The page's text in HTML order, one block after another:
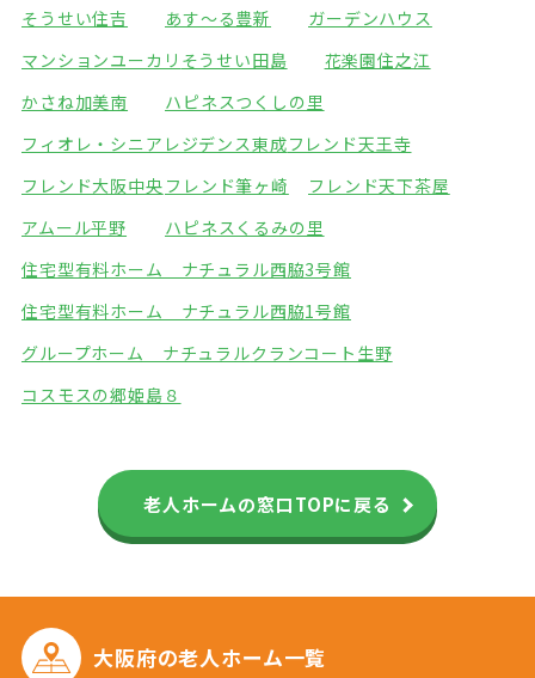
そうせい住吉
あす～る豊新
ガーデンハウス
マンションユーカリ そうせい田島
花楽園住之江
かさね加美南
ハピネスつくしの里
フィオレ・シニアレジデンス東成フレンド天王寺
フレンド大阪中央 フレンド筆ヶ崎
フレンド天下茶屋
アムール平野
ハピネスくるみの里
住宅型有料ホーム ナチュラル西脇3号館
住宅型有料ホーム ナチュラル西脇1号館
グループホーム ナチュラルクランコート生野
コスモスの郷姫島８
老人ホームの窓口TOPに戻る
大阪府の老人ホーム一覧